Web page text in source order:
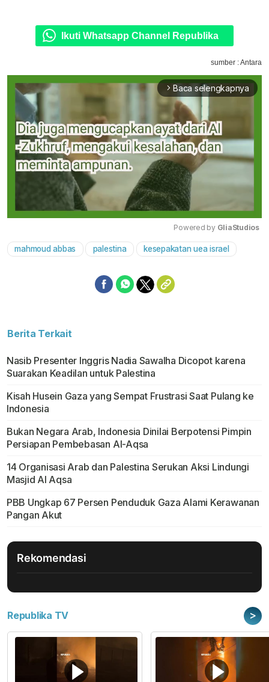
Ikuti Whatsapp Channel Republika
sumber : Antara
arrow_forward_ios Baca selengkapnya
Mute
Powered by GliaStudios
mahmoud abbas palestina kesepakatan uea israel
Berita Terkait
Nasib Presenter Inggris Nadia Sawalha Dicopot karena
Suarakan Keadilan untuk Palestina
Kisah Husein Gaza yang Sempat Frustrasi Saat Pulang ke
Indonesia
Bukan Negara Arab, Indonesia Dinilai Berpotensi Pimpin
Persiapan Pembebasan Al-Aqsa
14 Organisasi Arab dan Palestina Serukan Aksi Lindungi
Masjid Al Aqsa
PBB Ungkap 67 Persen Penduduk Gaza Alami Kerawanan
Pangan Akut
Rekomendasi
Republika TV >